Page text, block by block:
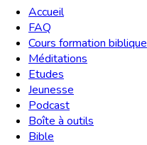
Accueil
FAQ
Cours formation biblique
Méditations
Etudes
Jeunesse
Podcast
Boîte à outils
Bible